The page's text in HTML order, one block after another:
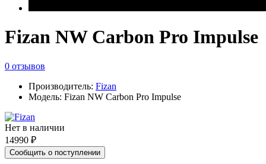
Fizan NW Carbon Pro Impulse
0 отзывов
Производитель: Fizan
Модель: Fizan NW Carbon Pro Impulse
Нет в наличии
14990 ₽
Сообщить о поступлении